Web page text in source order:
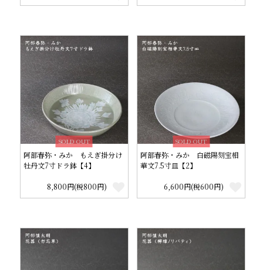
SOLD OUT
阿部春弥・みか もえぎ掛分け
牡丹文7寸ドラ鉢【4】
8,800円(税800円)
SOLD OUT
阿部春弥・みか 白磁陽刻宝相
華文7.5寸皿【2】
6,600円(税600円)